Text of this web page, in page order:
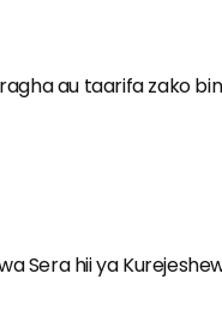
au taarifa zako
Sera hii ya